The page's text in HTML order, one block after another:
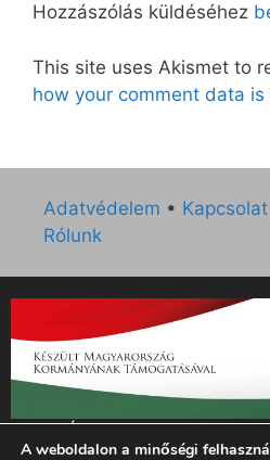
Hozzászólás küldéséhez
This site uses Akismet to
how your comment data is
Adatvédelem • Kapcsolat
Rólunk
„Az Új Ember katolikus
támogatását az EGYH-KCP-
A weboldalon a minőségi